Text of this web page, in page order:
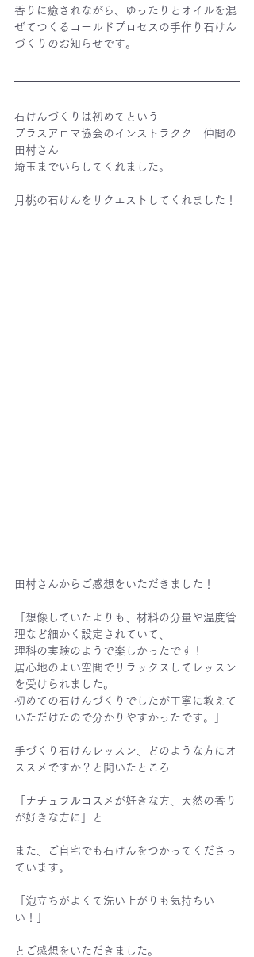
香りに癒されながら、ゆったりとオイルを混
ぜてつくるコールドプロセスの手作り石けん
づくりのお知らせです。
石けんづくりは初めてという
プラスアロマ協会のインストラクター仲間の
田村さん
埼玉までいらしてくれました。
月桃の石けんをリクエストしてくれました！
田村さんからご感想をいただきました！
「想像していたよりも、材料の分量や温度管
理など細かく設定されていて、
理科の実験のようで楽しかったです！
居心地のよい空間でリラックスしてレッスン
を受けられました。
初めての石けんづくりでしたが丁寧に教えて
いただけたので分かりやすかったです。」
手づくり石けんレッスン、どのような方にオ
ススメですか？と聞いたところ
「ナチュラルコスメが好きな方、天然の香り
が好きな方に」と
また、ご自宅でも石けんをつかってくださっ
ています。
「泡立ちがよくて洗い上がりも気持ちい
い！」
とご感想をいただきました。